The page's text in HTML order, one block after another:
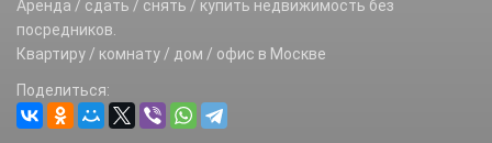
Аренда / сдать / снять / купить недвижимость без
посредников.
Квартиру / комнату / дом / офис в Москве
Поделиться: